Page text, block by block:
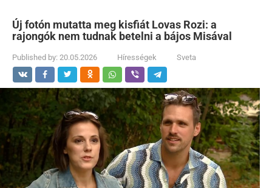
Új fotón mutatta meg kisfiát Lovas Rozi: a
rajongók nem tudnak betelni a bájos Misával
Published by: 20.05.2026 Hírességek Sveta